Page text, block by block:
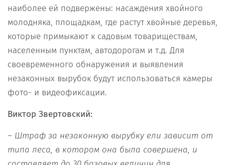
наиболее ей подвержены: насаждения хвойного
молодняка, площадкам, где растут хвойные деревья,
которые примыкают к садовым товариществам,
населенным пунктам, автодорогам и т.д. Для
своевременного обнаружения и выявления
незаконных вырубок будут использоваться камеры
фото- и видеофиксации.
Виктор Звертовский:
– Штраф за незаконную вырубку ели зависит от
типа леса, в котором она была совершена, и